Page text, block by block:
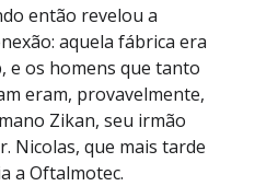
então revelou a
aquela fábrica era
e os homens que tanto
eram, provavelmente,
Zikan, seu irmão
Nicolas, que mais tarde
a Oftalmotec.